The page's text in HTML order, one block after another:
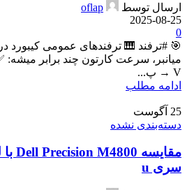
ارسال توسط
oflap
2025-08-25
0
🎯 #ترفند 🎹 ترفندهای عمومی کیبورد در
V → پ...
ادامه مطلب
25 آگوست
دسته‌بندی نشده
سری u